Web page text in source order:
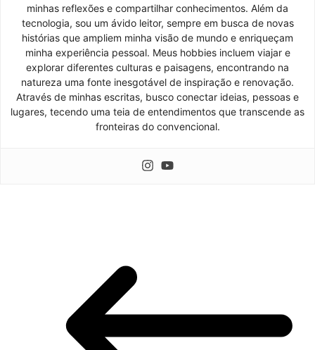
minhas reflexões e compartilhar conhecimentos. Além da
tecnologia, sou um ávido leitor, sempre em busca de novas
histórias que ampliem minha visão de mundo e enriqueçam
minha experiência pessoal. Meus hobbies incluem viajar e
explorar diferentes culturas e paisagens, encontrando na
natureza uma fonte inesgotável de inspiração e renovação.
Através de minhas escritas, busco conectar ideias, pessoas e
lugares, tecendo uma teia de entendimentos que transcende as
fronteiras do convencional.